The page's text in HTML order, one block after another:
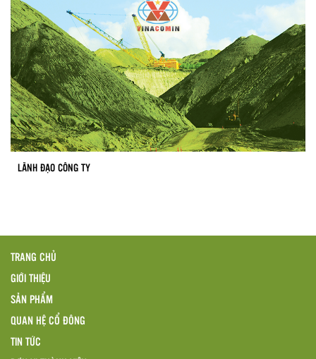
LÃNH ĐẠO CÔNG TY
TRANG CHỦ
GIỚI THIỆU
SẢN PHẨM
QUAN HỆ CỔ ĐÔNG
TIN TỨC